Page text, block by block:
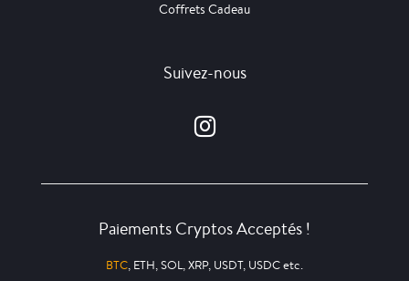
Coffrets Cadeau
Suivez-nous
Paiements Cryptos Acceptés !
BTC, ETH, SOL, XRP, USDT, USDC etc.